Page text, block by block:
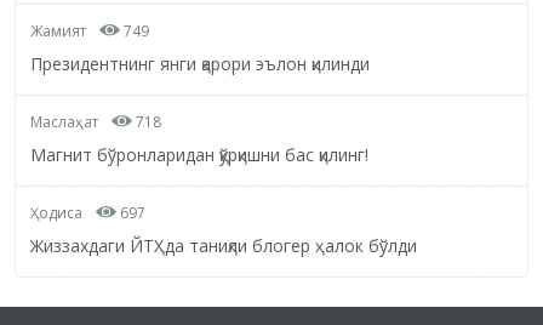
Жамият 749
Президентнинг янги қарори эълон қилинди
Маслаҳат 718
Магнит бўронларидан қўрқишни бас қилинг!
Ҳодиса 697
Жиззахдаги ЙТҲда таниқли блогер ҳалок бўлди